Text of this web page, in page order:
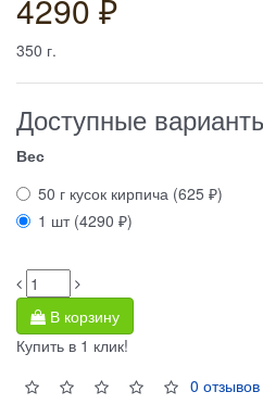
4290 ₽
350 г.
Доступные
Вес
50 г кусок кирпича (625 ₽)
1 шт (4290 ₽)
В корзину
Купить в 1 клик!
0 отзывов